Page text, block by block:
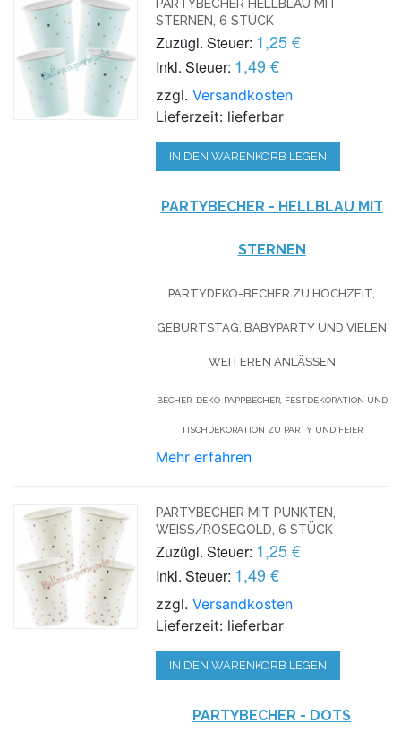
PARTYBECHER HELLBLAU MIT
STERNEN, 6 STÜCK
Zuzügl. Steuer: 1,25 €
Inkl. Steuer: 1,49 €
zzgl.Versandkosten
Lieferzeit: lieferbar
IN DEN WARENKORB LEGEN
PARTYBECHER - HELLBLAU MIT
STERNEN
PARTYDEKO-BECHER ZU HOCHZEIT,
GEBURTSTAG, BABYPARTY UND VIELEN
WEITEREN ANLÄSSEN
BECHER, DEKO-PAPPBECHER, FESTDEKORATION UND
TISCHDEKORATION ZU PARTY UND FEIER
Mehr erfahren
PARTYBECHER MIT PUNKTEN,
WEISS/ROSEGOLD, 6 STÜCK
Zuzügl. Steuer: 1,25 €
Inkl. Steuer: 1,49 €
zzgl.Versandkosten
Lieferzeit: lieferbar
IN DEN WARENKORB LEGEN
PARTYBECHER - DOTS